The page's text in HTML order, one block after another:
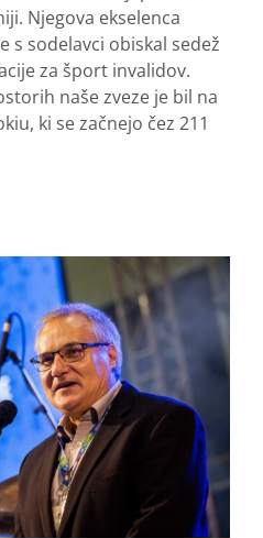
Njegova ekselenca
s sodelavci obiskal sedež
za šport invalidov.
naše zveze je bil na
ki se začnejo čez 211